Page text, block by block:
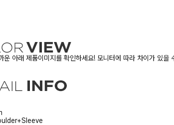
운 아래 제품이미지를 확인하세요! 모니터에 따라 차이가 있을